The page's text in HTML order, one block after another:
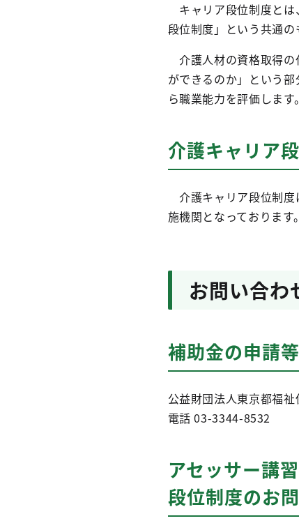
キャリア段位制度とは
段位制度」という共通の
介護人材の資格取得の
ができるのか」という
ら職業能力を評価します。
介護キャリア
介護キャリア段位制度
施機関となっております。
お問い合わ
補助金の申請
公益財団法人東京都福
電話 03-3344-8532
アセッサー講
段位制度のお